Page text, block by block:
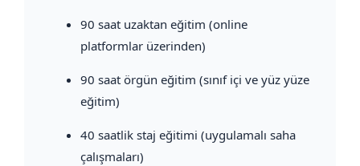
90 saat uzaktan eğitim (online
platformlar üzerinden)
90 saat örgün eğitim (sınıf içi ve yüz yüze
eğitim)
40 saatlik staj eğitimi (uygulamalı saha
çalışmaları)